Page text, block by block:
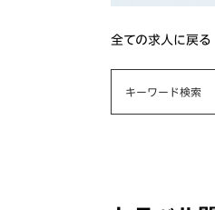
全ての求人に戻る